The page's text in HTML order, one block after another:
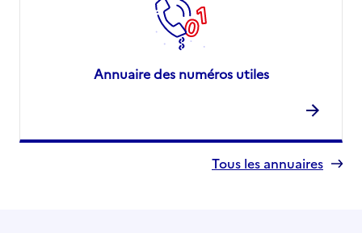
Annuaire des numéros utiles
Tous les annuaires